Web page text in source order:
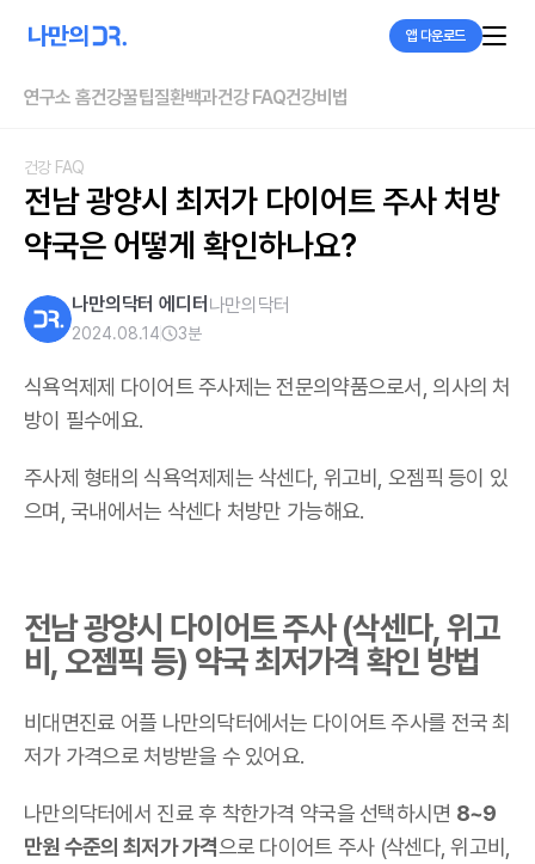
앱 다운로드
연구소 홈건강꿀팁질환백과건강 FAQ건강비법
건강 FAQ
전남 광양시 최저가 다이어트 주사 처방
약국은 어떻게 확인하나요?
나만의닥터 에디터 나만의닥터
2024.08.14 3분
식욕억제제 다이어트 주사제는 전문의약품으로서, 의사의 처
방이 필수에요.
주사제 형태의 식욕억제제는 삭센다, 위고비, 오젬픽 등이 있
으며,국내에서는 삭센다 처방만 가능해요.
전남 광양시 다이어트 주사 (삭센다, 위고
비, 오젬픽 등) 약국 최저가격 확인 방법
비대면진료 어플 나만의닥터에서는 다이어트 주사를 전국 최
저가 가격으로 처방받을 수 있어요.
나만의닥터에서 진료 후 착한가격 약국을 선택하시면 8~9
만원 수준의 최저가 가격으로 다이어트 주사 (삭센다, 위고비,